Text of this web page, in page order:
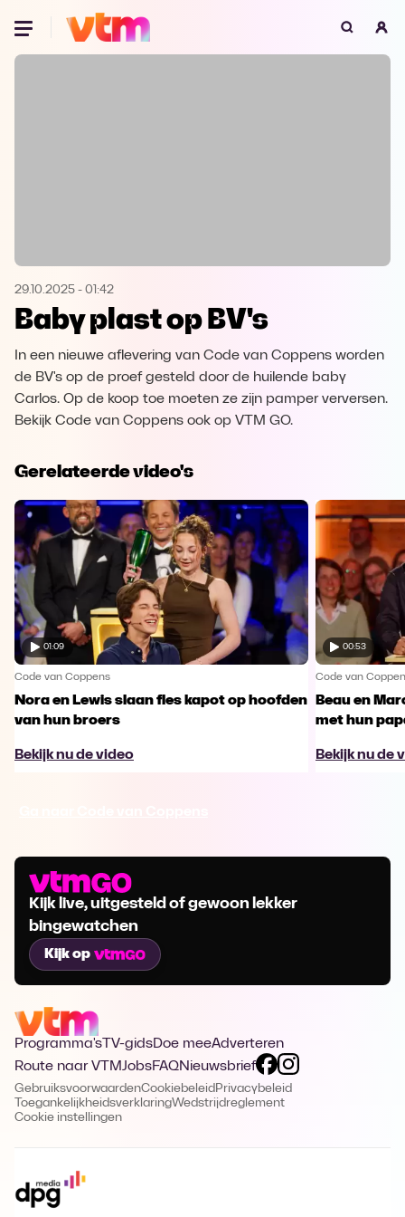
Oeps, browser niet ondersteund
Microsoft Edge
Download
29.10.2025 - 01:42
Baby plast op BV's
In een nieuwe aflevering van Code van Coppens worden
de BV's op de proef gesteld door de huilende baby
Carlos. Op de koop toe moeten ze zijn pamper verversen.
Bekijk Code van Coppens ook op VTM GO.
Gerelateerde video's
01:09
Code van Coppens
Nora en Lewis slaan fles kapot op hoofden
van hun broers
Bekijk nu de video
00:53
Code van
Beau en
met hun
Bekijk nu de
Kijk live, uitgesteld of gewoon lekker
bingewatchen
Kijk op
Programma's TV-gidsDoe meeAdverteren
Route naar VTMJobsFAQNieuwsbrief
GebruiksvoorwaardenCookiebeleid Privacybeleid
ToegankelijkheidsverklaringWedstrijdreglement
Cookie instellingen